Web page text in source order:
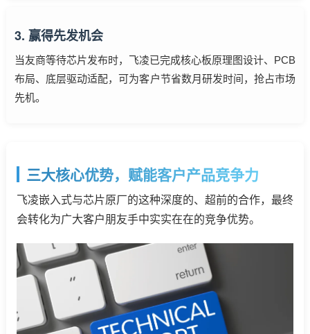
3. 赢得先发机会
当友商等待芯片发布时，飞凌已完成核心板原理图设计、PCB
布局、底层驱动适配，可为客户节省数月研发时间，抢占市场
先机。
三大核心优势，赋能客户产品竞争力
飞凌嵌入式与芯片原厂的这种深度的、超前的合作，最终
会转化为广大客户朋友手中实实在在的竞争优势。